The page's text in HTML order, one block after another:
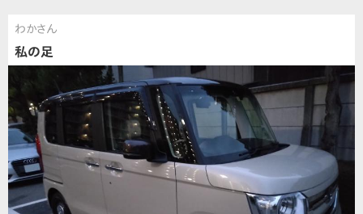
わかさん
私の足